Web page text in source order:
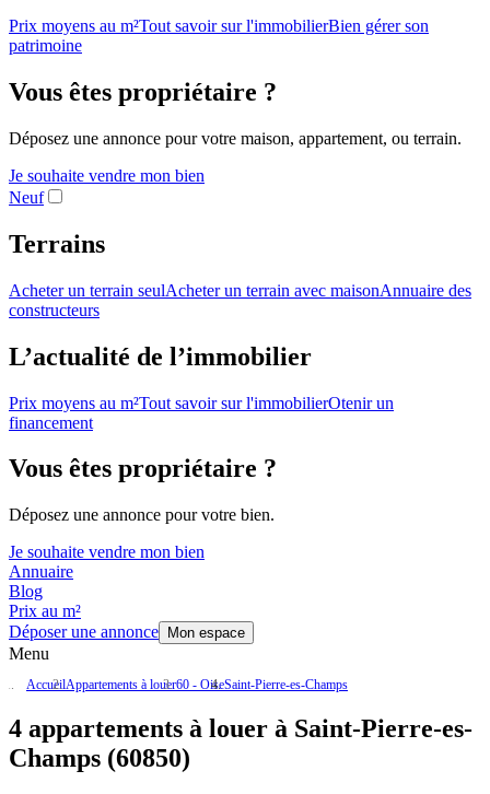
Prix moyens au m²Tout savoir sur l'immobilierBien gérer son
patrimoine
Vous êtes propriétaire ?
Déposez une annonce pour votre maison, appartement, ou terrain.
Je souhaite vendre mon bien
Neuf
Terrains
Acheter un terrain seulAcheter un terrain avec maisonAnnuaire des
constructeurs
L’actualité de l’immobilier
Prix moyens au m²Tout savoir sur l'immobilierOtenir un
financement
Vous êtes propriétaire ?
Déposez une annonce pour votre bien.
Je souhaite vendre mon bien
Annuaire
Blog
Prix au m²
Déposer une annonce
Mon espace
Menu
AccueilAppartements à louer60 - OiseSaint-Pierre-es-Champs
4 appartements à louer à Saint-Pierre-es-
Champs (60850)